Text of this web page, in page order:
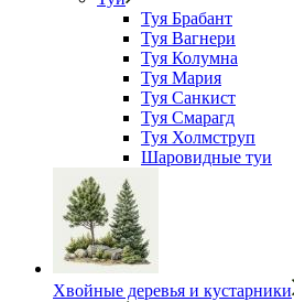
Туя Брабант
Туя Вагнери
Туя Колумна
Туя Мария
Туя Санкист
Туя Смарагд
Туя Холмструп
Шаровидные туи
Хвойные деревья и кустарники